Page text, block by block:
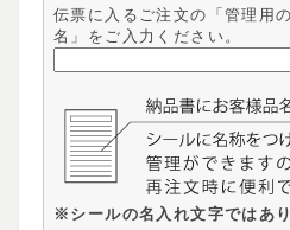
伝票に入るご注文の「管理用
名」をご入力ください。
※シールの名入れ文字ではあ